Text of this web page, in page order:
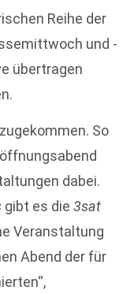
Reihe der
und -
übertragen
So
dabei.
gibt es die 3sat
Veranstaltung
Abend der für